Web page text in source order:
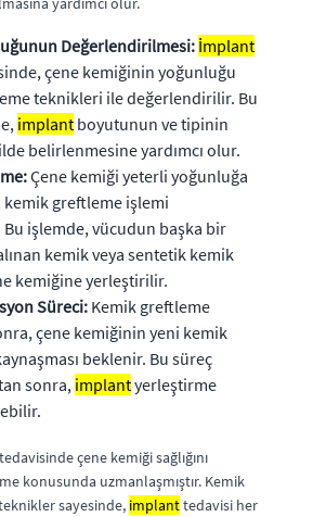
Değerlendirilmesi: İmplant
çene kemiğinin yoğunluğu
teknikleri ile değerlendirilir. Bu
implant boyutunun ve tipinin
belirlenmesine yardımcı olur.
Çene kemiği yeterli yoğunluğa
kemik greftleme işlemi
işlemde, vücudun başka bir
kemik veya sentetik kemik
kemiğine yerleştirilir.
Süreci: Kemik greftleme
çene kemiğinin yeni kemik
beklenir. Bu süreç
sonra, implantyerleştirme
tedavisinde çene kemiği sağlığını
konusunda uzmanlaşmıştır. Kemik
sayesinde, implanttedavisi her